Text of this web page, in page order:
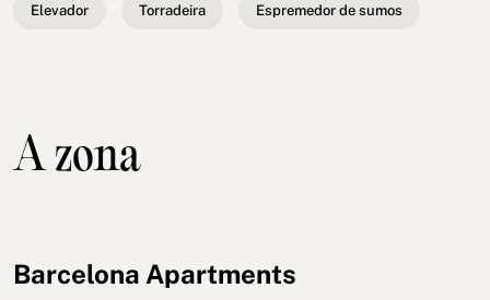
Elevador Torradeira Espremedor de sumos
A zona
Barcelona Apartments